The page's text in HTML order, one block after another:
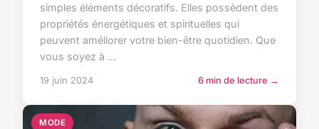
simples éléments décoratifs. Elles possèdent des
propriétés énergétiques et spirituelles qui
peuvent améliorer votre bien-être quotidien. Que
vous soyez à ...
19 juin 2024 6 min de lecture →
MODE